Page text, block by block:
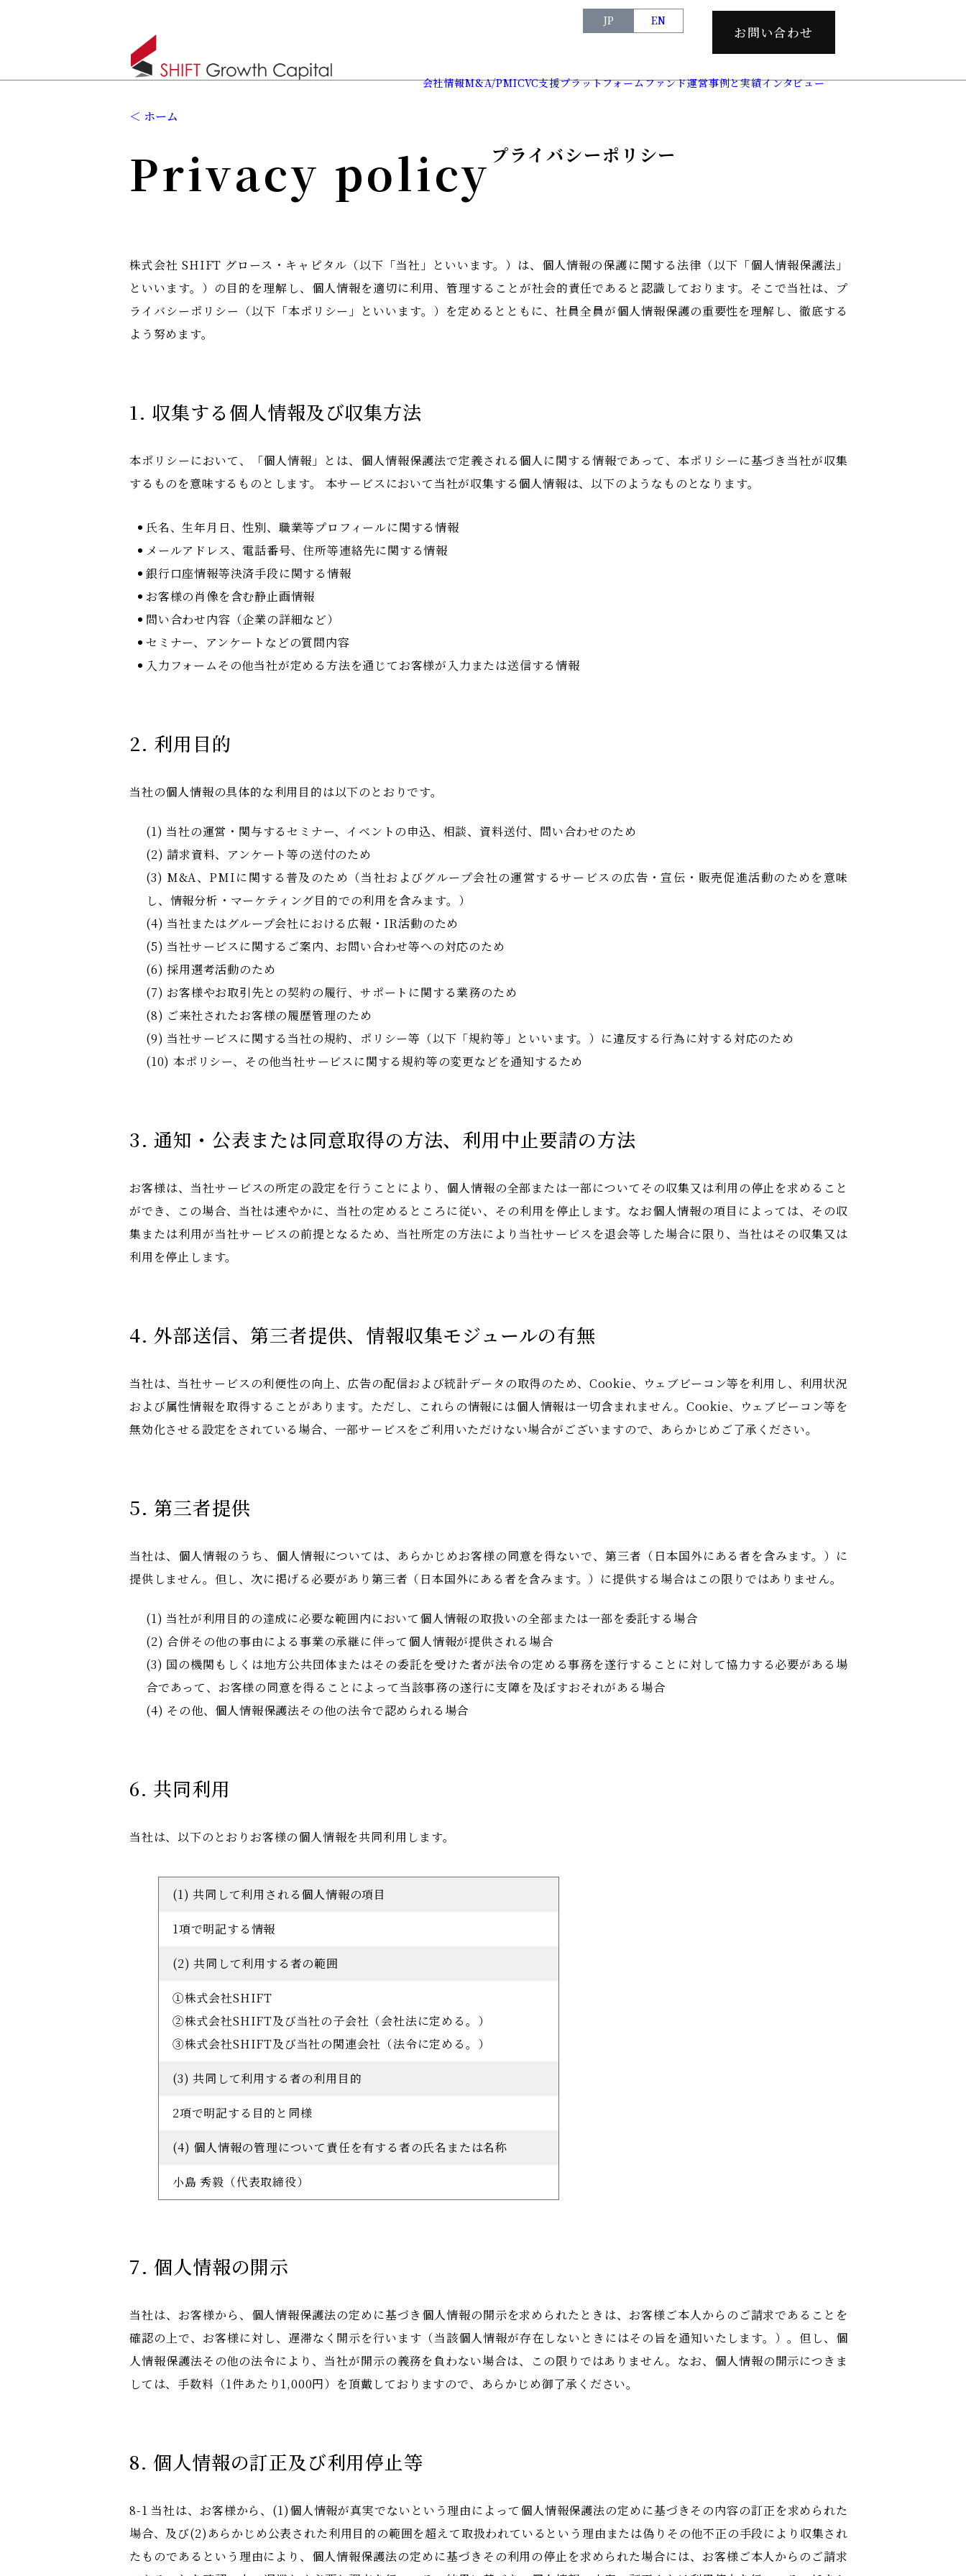
JP EN
お問い合わせ
会社情報M&A/PMICVC支援プラットフォームファンド運営事例と実績インタビュー
ホーム
Privacy policy プライバシーポリシー
株式会社 SHIFT グロース・キャピタル（以下「当社」といいます。）は、個人情報の保護に関する法律（以下「個人情報保護法」
といいます。）の目的を理解し、個人情報を適切に利用、管理することが社会的責任であると認識しております。そこで当社は、プ
ライバシーポリシー（以下「本ポリシー」といいます。）を定めるとともに、社員全員が個人情報保護の重要性を理解し、徹底する
よう努めます。
1. 収集する個人情報及び収集方法
本ポリシーにおいて、「個人情報」とは、個人情報保護法で定義される個人に関する情報であって、本ポリシーに基づき当社が収集
するものを意味するものとします。 本サービスにおいて当社が収集する個人情報は、以下のようなものとなります。
氏名、生年月日、性別、職業等プロフィールに関する情報
メールアドレス、電話番号、住所等連絡先に関する情報
銀行口座情報等決済手段に関する情報
お客様の肖像を含む静止画情報
問い合わせ内容（企業の詳細など）
セミナー、アンケートなどの質問内容
入力フォームその他当社が定める方法を通じてお客様が入力または送信する情報
2. 利用目的
当社の個人情報の具体的な利用目的は以下のとおりです。
(1) 当社の運営・関与するセミナー、イベントの申込、相談、資料送付、問い合わせのため
(2) 請求資料、アンケート等の送付のため
(3) M&A、PMIに関する普及のため（当社およびグループ会社の運営するサービスの広告・宣伝・販売促進活動のためを意味
し、情報分析・マーケティング目的での利用を含みます。）
(4) 当社またはグループ会社における広報・IR活動のため
(5) 当社サービスに関するご案内、お問い合わせ等への対応のため
(6) 採用選考活動のため
(7) お客様やお取引先との契約の履行、サポートに関する業務のため
(8) ご来社されたお客様の履歴管理のため
(9) 当社サービスに関する当社の規約、ポリシー等（以下「規約等」といいます。）に違反する行為に対する対応のため
(10) 本ポリシー、その他当社サービスに関する規約等の変更などを通知するため
3. 通知・公表または同意取得の方法、利用中止要請の方法
お客様は、当社サービスの所定の設定を行うことにより、個人情報の全部または一部についてその収集又は利用の停止を求めること
ができ、この場合、当社は速やかに、当社の定めるところに従い、その利用を停止します。なお個人情報の項目によっては、その収
集または利用が当社サービスの前提となるため、当社所定の方法により当社サービスを退会等した場合に限り、当社はその収集又は
利用を停止します。
4. 外部送信、第三者提供、情報収集モジュールの有無
当社は、当社サービスの利便性の向上、広告の配信および統計データの取得のため、Cookie、ウェブビーコン等を利用し、利用状況
および属性情報を取得することがあります。ただし、これらの情報には個人情報は一切含まれません。Cookie、ウェブビーコン等を
無効化させる設定をされている場合、一部サービスをご利用いただけない場合がございますので、あらかじめご了承ください。
5. 第三者提供
当社は、個人情報のうち、個人情報については、あらかじめお客様の同意を得ないで、第三者（日本国外にある者を含みます。）に
提供しません。但し、次に掲げる必要があり第三者（日本国外にある者を含みます。）に提供する場合はこの限りではありません。
(1) 当社が利用目的の達成に必要な範囲内において個人情報の取扱いの全部または一部を委託する場合
(2) 合併その他の事由による事業の承継に伴って個人情報が提供される場合
(3) 国の機関もしくは地方公共団体またはその委託を受けた者が法令の定める事務を遂行することに対して協力する必要がある場
合であって、お客様の同意を得ることによって当該事務の遂行に支障を及ぼすおそれがある場合
(4) その他、個人情報保護法その他の法令で認められる場合
6. 共同利用
当社は、以下のとおりお客様の個人情報を共同利用します。
(1) 共同して利用される個人情報の項目
1項で明記する情報
(2) 共同して利用する者の範囲
①株式会社SHIFT
②株式会社SHIFT及び当社の子会社（会社法に定める。）
③株式会社SHIFT及び当社の関連会社（法令に定める。）
(3) 共同して利用する者の利用目的
2項で明記する目的と同様
(4) 個人情報の管理について責任を有する者の氏名または名称
小島 秀毅（代表取締役）
7. 個人情報の開示
当社は、お客様から、個人情報保護法の定めに基づき個人情報の開示を求められたときは、お客様ご本人からのご請求であることを
確認の上で、お客様に対し、遅滞なく開示を行います（当該個人情報が存在しないときにはその旨を通知いたします。）。但し、個
人情報保護法その他の法令により、当社が開示の義務を負わない場合は、この限りではありません。なお、個人情報の開示につきま
しては、手数料（1件あたり1,000円）を頂戴しておりますので、あらかじめ御了承ください。
8. 個人情報の訂正及び利用停止等
8-1 当社は、お客様から、(1)個人情報が真実でないという理由によって個人情報保護法の定めに基づきその内容の訂正を求められた
場合、及び(2)あらかじめ公表された利用目的の範囲を超えて取扱われているという理由または偽りその他不正の手段により収集され
たものであるという理由により、個人情報保護法の定めに基づきその利用の停止を求められた場合には、お客様ご本人からのご請求